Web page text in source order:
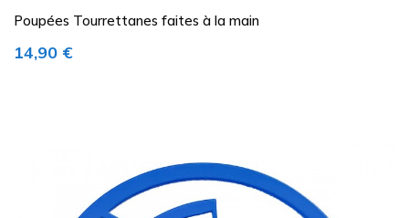
Poupées Tourrettanes faites à la main
Prix
14,90 €